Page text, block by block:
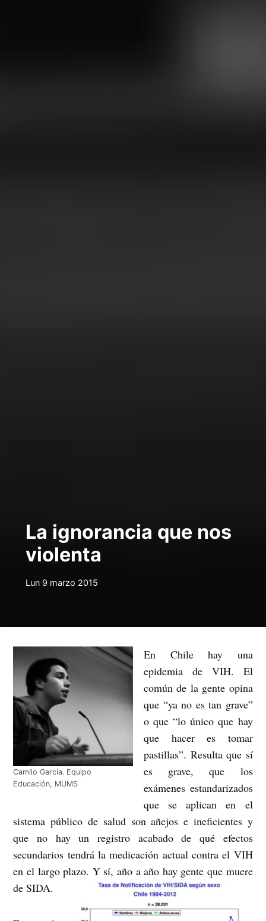
La ignorancia que nos
violenta
Lun 9 marzo 2015
Camilo García. Equipo
Educación, MUMS
En Chile hay una
epidemia de VIH. El
común de la gente opina
que “ya no es tan grave”
o que “lo único que hay
que hacer es tomar
pastillas”. Resulta que sí
es grave, que los
exámenes estandarizados
que se aplican en el
sistema público de salud son añejos e ineficientes y
que no hay un registro acabado de qué efectos
secundarios tendrá la medicación actual contra el VIH
en el largo plazo. Y sí, año a año hay gente que muere
de SIDA.